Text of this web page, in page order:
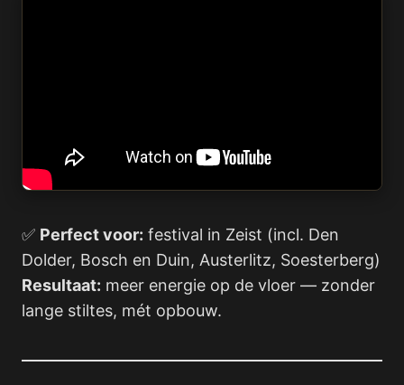
✅ Perfect voor: festival in Zeist (incl. Den
Dolder, Bosch en Duin, Austerlitz, Soesterberg)
Resultaat: meer energie op de vloer — zonder
lange stiltes, mét opbouw.